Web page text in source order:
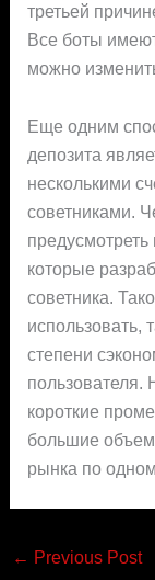
третьей
Все боты
можно
Еще одним
депозита
несколькими
советниками.
которые
советника.
использовать,
степени
пользователя.
короткие
большие
рынка по
← Previous Post